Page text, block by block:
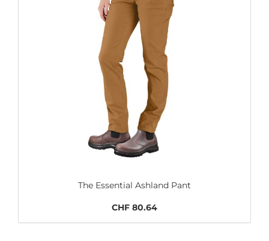
The Essential Ashland Pant
CHF 80.64